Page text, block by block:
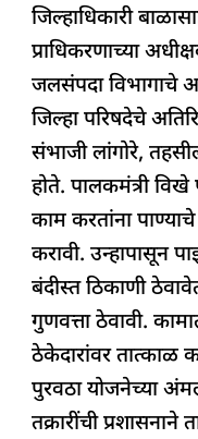
जिल्हाधिकारी
प्राधिकरणाच्या
जलसंपदा विभागाचे
जिल्हा परिषदेचे
संभाजी लांगोरे,
होते. पालकमंत्री
काम करतांना
करावी. उन्हापासून
बंदीस्त ठिकाणी
गुणवत्ता ठेवावी.
ठेकेदारांवर तात्काळ
पुरवठा योजनेच्या
तक्रारींची